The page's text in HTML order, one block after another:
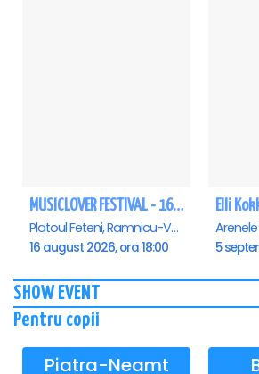
MUSICLOVER FESTIVAL - 16 AUGUST - LEO DE LA ROSIORI SI MARCEL STEFANET & ETHNO REPUBLIC, TUDOR DEEJAY, VARER
Platoul Feteni, Ramnicu-Valcea
16 august 2026, ora 18:00
SHOW EVENT
Pentru copii
Piatra-Neamt